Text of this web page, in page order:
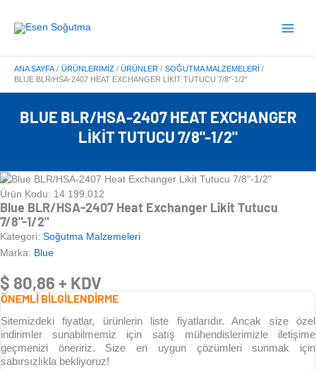
atla
Menu
ANA SAYFA ÜRÜNLERIMIZ ÜRÜNLER
SOĞUTMA MALZEMELERI
BLUE BLR/HSA-2407 HEAT EXCHANGER LIKIT TUTUCU 7/8″-1/2″
BLUE BLR/HSA-2407 HEAT EXCHANGER
LIKIT TUTUCU 7/8"-1/2"
Ürün Kodu: 14.199.012
Blue BLR/HSA-2407 Heat Exchanger Likit Tutucu
7/8"-1/2"
Kategori: Soğutma Malzemeleri
Marka: Blue
$ 80,86 + KDV
ÖNEMLİ BİLGİLENDİRME
Sitemizdeki fiyatlar, ürünlerin liste fiyatlarıdır. Ancak size özel
indirimler sunabilmemiz için satış mühendislerimizle iletişime
geçmenizi öneririz. Size en uygun çözümleri sunmak için
sabırsızlıkla bekliyoruz!